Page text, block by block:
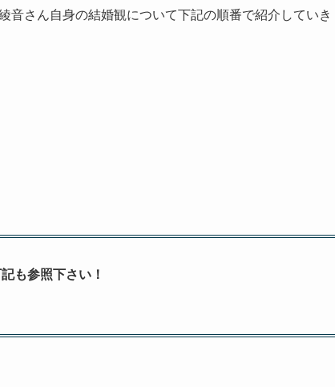
音さん自身の結婚観について下記の順番で紹介していき
も参照下さい！